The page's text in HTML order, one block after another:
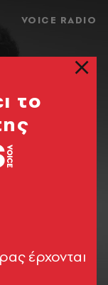
VOICE RADIO
το
έρχονται